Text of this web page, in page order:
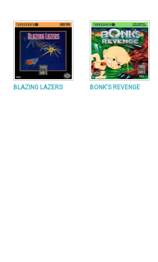
BLAZING LAZERS BONK'S REVENGE